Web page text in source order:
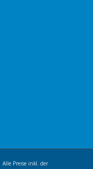
Alle Preise inkl. der